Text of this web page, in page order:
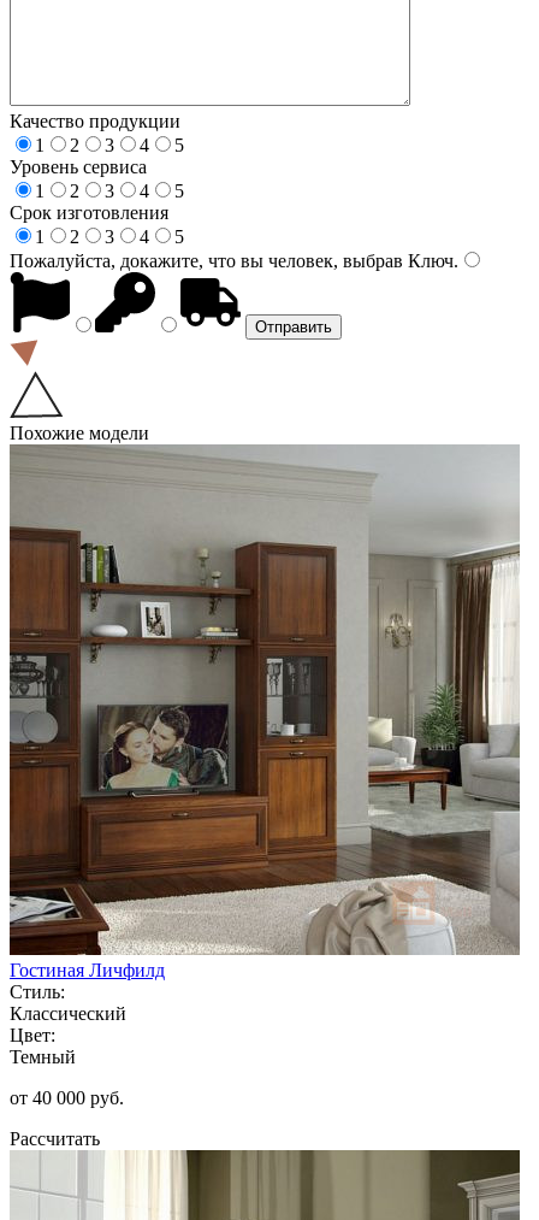
Качество продукции
1
2 3 4
5
Уровень сервиса
1
2 3 4
5
Срок изготовления
1
2 3 4
5
Пожалуйста, докажите, что вы человек, выбрав Ключ.
Похожие модели
Гостиная Личфилд
Стиль:
Классический
Цвет:
Темный
от 40 000 руб.
Рассчитать